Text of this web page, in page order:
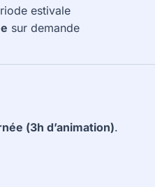
estivale
sur demande
(3h d’animation).